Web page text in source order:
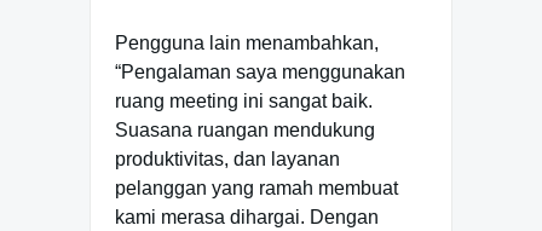
Pengguna lain menambahkan,
“Pengalaman saya menggunakan
ruang meeting ini sangat baik.
Suasana ruangan mendukung
produktivitas, dan layanan
pelanggan yang ramah membuat
kami merasa dihargai. Dengan